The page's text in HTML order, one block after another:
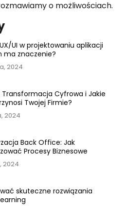
o możliwościach.
UI w projektowaniu aplikacji
ma znaczenie?
2024
Cyfrowa i Jakie
Twojej Firmie?
2024
Back Office: Jak
Procesy Biznesowe
2024
skuteczne rozwiązania